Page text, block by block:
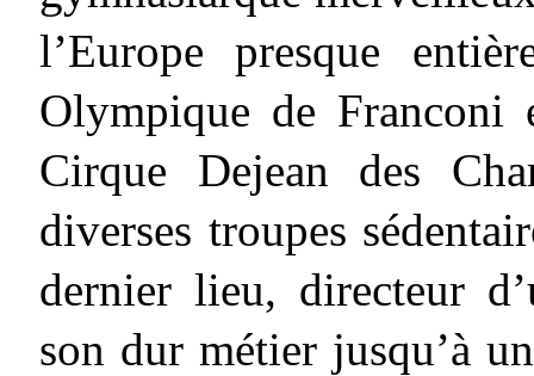
l’Europe presque
Olympique de
Cirque Dejean des
diverses troupes
dernier lieu, directeur
son dur métier jusqu’à